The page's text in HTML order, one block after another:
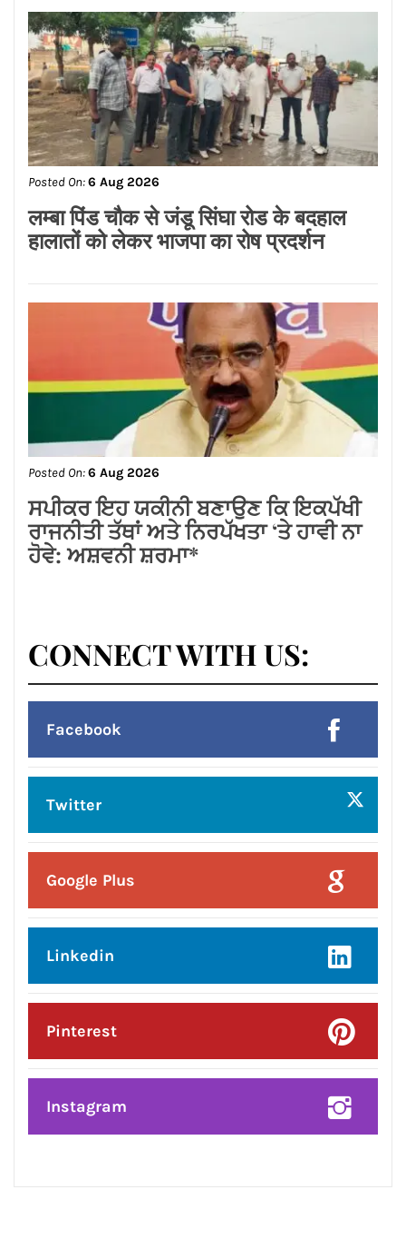
Posted On:7 Aug 2026
सीरिया में बड़ा धमाका 2 की मौत और 13 घायल
6 Aug 2026
लम्बा पिंड चौक से जंडू सिंघा रोड के बदहाल
हालातों को लेकर भाजपा का रोष प्रदर्शन
ਸਪੀਕਰ ਇਹ ਯਕੀਨੀ ਬਣਾਉਣ ਕਿ ਇਕਪੱਖੀ
ਰਾਜਨੀਤੀ ਤੱਥਾਂ ਅਤੇ ਨਿਰਪੱਖਤਾ ‘ਤੇ ਹਾਵੀ ਨਾ
ਹੋਵੇ: ਅਸ਼ਵਨੀ ਸ਼ਰਮਾ*
CONNECT WITH US:
Facebook
Twitter
Google Plus